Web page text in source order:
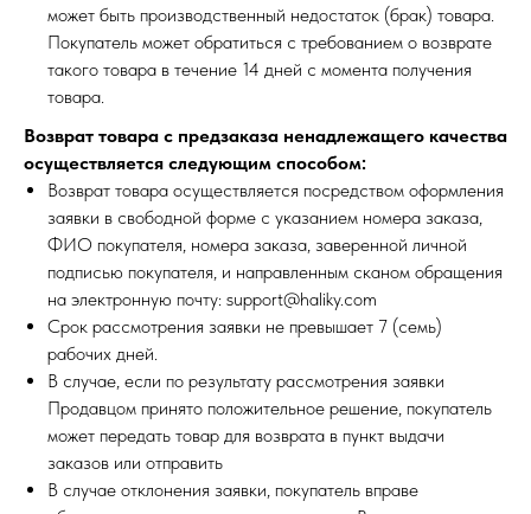
может быть производственный недостаток (брак) товара.
Покупатель может обратиться с требованием о возврате
такого товара в течение 14 дней с момента получения
товара.
Возврат товара с предзаказа ненадлежащего качества
осуществляется следующим способом:
Возврат товара осуществляется посредством оформления
заявки в свободной форме с указанием номера заказа,
ФИО покупателя, номера заказа, заверенной личной
подписью покупателя, и направленным сканом обращения
на электронную почту: support@haliky.com
Срок рассмотрения заявки не превышает 7 (семь)
рабочих дней.
В случае, если по результату рассмотрения заявки
Продавцом принято положительное решение, покупатель
может передать товар для возврата в пункт выдачи
заказов или отправить
В случае отклонения заявки, покупатель вправе